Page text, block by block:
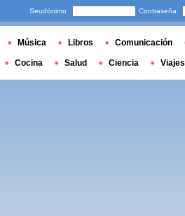
Seudónimo Contraseña
Música Libros Comunicación
Cocina Salud Ciencia Viajes